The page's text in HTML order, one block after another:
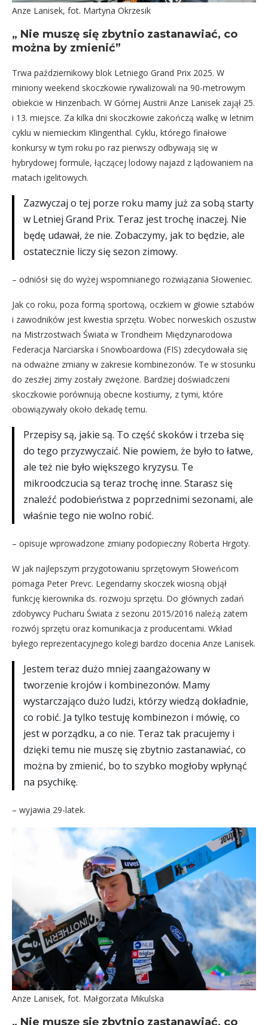
Anze Lanisek, fot. Martyna Okrzesik
„ Nie muszę się zbytnio zastanawiać, co
można by zmienić”
Trwa październikowy blok Letniego Grand Prix 2025. W
miniony weekend skoczkowie rywalizowali na 90-metrowym
obiekcie w Hinzenbach. W Górnej Austrii Anze Lanisek zajął 25.
i 13. miejsce. Za kilka dni skoczkowie zakończą walkę w letnim
cyklu w niemieckim Klingenthal. Cyklu, którego finałowe
konkursy w tym roku po raz pierwszy odbywają się w
hybrydowej formule, łączącej lodowy najazd z lądowaniem na
matach igelitowych.
Zazwyczaj o tej porze roku mamy już za sobą starty
w Letniej Grand Prix. Teraz jest trochę inaczej. Nie
będę udawał, że nie. Zobaczymy, jak to będzie, ale
ostatecznie liczy się sezon zimowy.
– odniósł się do wyżej wspomnianego rozwiązania Słoweniec.
Jak co roku, poza formą sportową, oczkiem w głowie sztabów
i zawodników jest kwestia sprzętu. Wobec norweskich oszustw
na Mistrzostwach Świata w Trondheim Międzynarodowa
Federacja Narciarska i Snowboardowa (FIS) zdecydowała się
na odważne zmiany w zakresie kombinezonów. Te w stosunku
do zeszłej zimy zostały zwężone. Bardziej doświadczeni
skoczkowie porównują obecne kostiumy, z tymi, które
obowiązywały około dekadę temu.
Przepisy są, jakie są. To część skoków i trzeba się
do tego przyzwyczaić. Nie powiem, że było to łatwe,
ale też nie było większego kryzysu. Te
mikroodczucia są teraz trochę inne. Starasz się
znaleźć podobieństwa z poprzednimi sezonami, ale
właśnie tego nie wolno robić.
– opisuje wprowadzone zmiany podopieczny Roberta Hrgoty.
W jak najlepszym przygotowaniu sprzętowym Słoweńcom
pomaga Peter Prevc. Legendarny skoczek wiosną objął
funkcję kierownika ds. rozwoju sprzętu. Do głównych zadań
zdobywcy Pucharu Świata z sezonu 2015/2016 należą zatem
rozwój sprzętu oraz komunikacja z producentami. Wkład
byłego reprezentacyjnego kolegi bardzo docenia Anze Lanisek.
Jestem teraz dużo mniej zaangażowany w
tworzenie krojów i kombinezonów. Mamy
wystarczająco dużo ludzi, którzy wiedzą dokładnie,
co robić. Ja tylko testuję kombinezon i mówię, co
jest w porządku, a co nie. Teraz tak pracujemy i
dzięki temu nie muszę się zbytnio zastanawiać, co
można by zmienić, bo to szybko mogłoby wpłynąć
na psychikę.
– wyjawia 29-latek.
Anze Lanisek, fot. Małgorzata Mikulska
„ Nie muszę się zbytnio zastanawiać, co